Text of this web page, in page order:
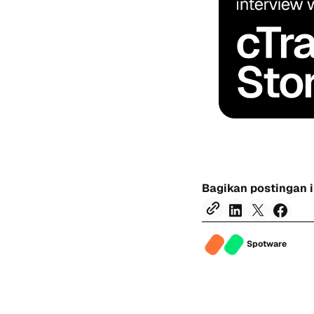
Bagikan postingan
Spotware